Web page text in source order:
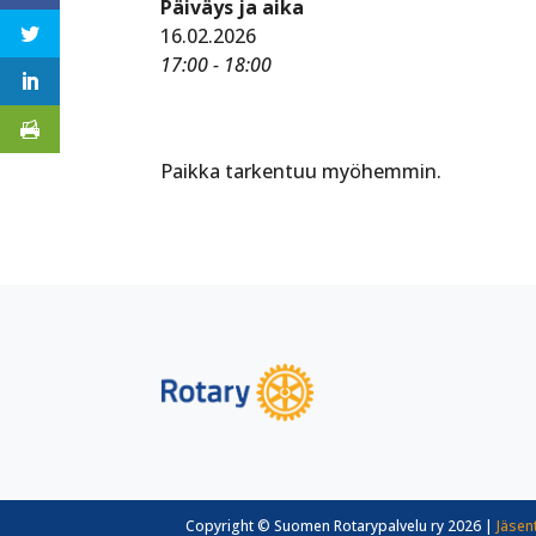
Päiväys ja aika
16.02.2026
17:00 - 18:00
Paikka tarkentuu myöhemmin.
Copyright © Suomen Rotarypalvelu ry 2026 |